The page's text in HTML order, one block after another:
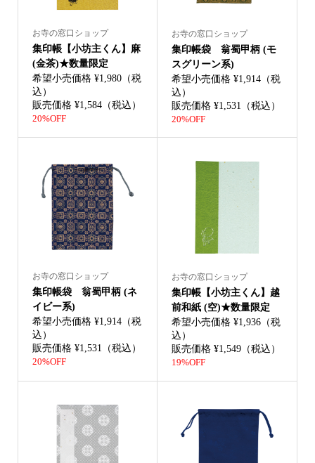
お寺の窓口ショップ
集印帳【小坊主くん】麻
(金茶)★数量限定
希望小売価格 ¥1,980（税
込）
販売価格 ¥1,584（税込）
20%OFF
お寺の窓口ショップ
集印帳袋 翁蜀甲柄 (モ
スグリーン系)
希望小売価格 ¥1,914（税
込）
販売価格 ¥1,531（税込）
20%OFF
お寺の窓口ショップ
集印帳袋 翁蜀甲柄 (ネ
イビー系)
希望小売価格 ¥1,914（税
込）
販売価格 ¥1,531（税込）
20%OFF
お寺の窓口ショップ
集印帳【小坊主くん】越
前和紙 (空)★数量限定
希望小売価格 ¥1,936（税
込）
販売価格 ¥1,549（税込）
19%OFF